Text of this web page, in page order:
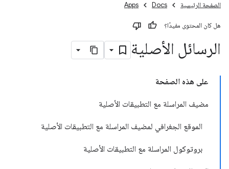
الصفحة الرئيسية Docs
Apps
هل كان المحتوى مفيدًا؟
الرسائل الأصلية
على هذه الصفحة
مضيف المراسلة مع التطبيقات الأصلية
الموقع الجغرافي لمضيف المراسلة مع التطبيقات الأصلية
بروتوكول المراسلة مع التطبيقات الأصلية